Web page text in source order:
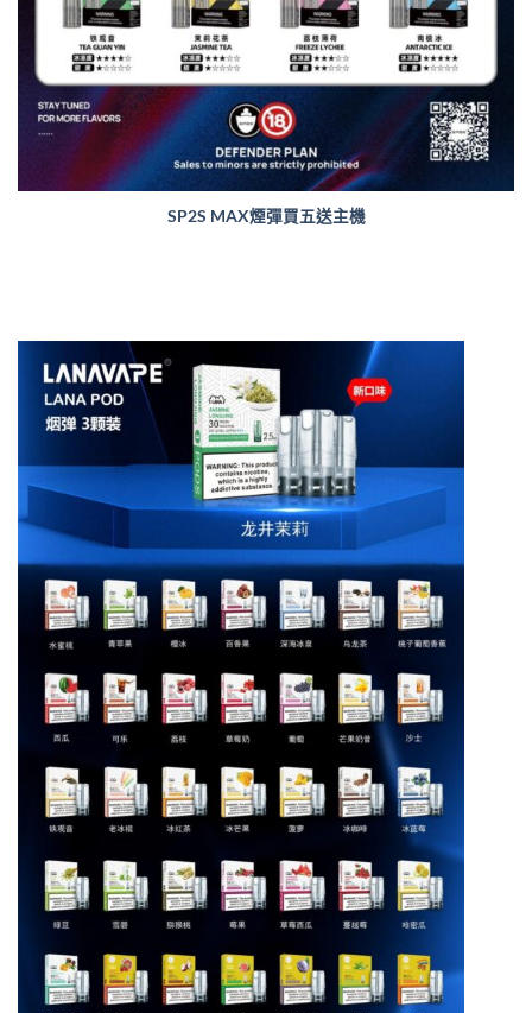
SP2S MAX煙彈買五送主機